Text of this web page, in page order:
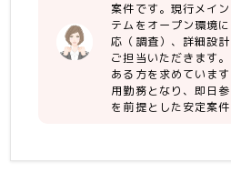
案件です。現行メイ
テムをオープン環境
応（調査）、詳細設
ご担当いただきます
ある方を求めていま
用勤務となり、即日
を前提とした安定案件